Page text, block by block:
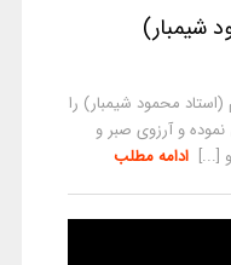
شیمبار)
محمود شیمبار) را
و آرزوی صبر و
[...] ادامه مطلب